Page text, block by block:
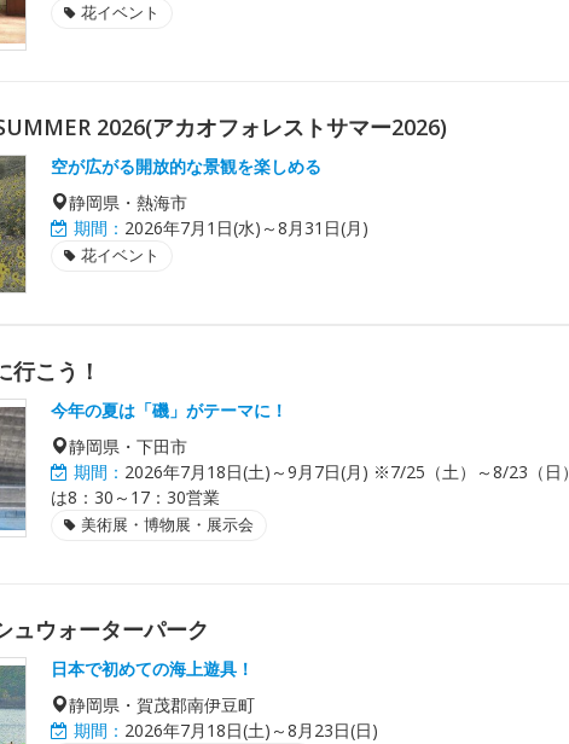
花イベント
2026(アカオフォレストサマー2026)
空が広がる開放的な景観を楽しめる
静岡県・熱海市
期間： 2026年7月1日(水)～8月31日(月)
花イベント
行こう！
今年の夏は「磯」がテーマに！
静岡県・下田市
期間： 2026年7月18日(土)～9月7日(月) ※7/25（土）～8/23（日）
は8：30～17：30営業
美術展・博物展・展示会
ュウォーターパーク
日本で初めての海上遊具！
静岡県・賀茂郡南伊豆町
期間： 2026年7月18日(土)～8月23日(日)